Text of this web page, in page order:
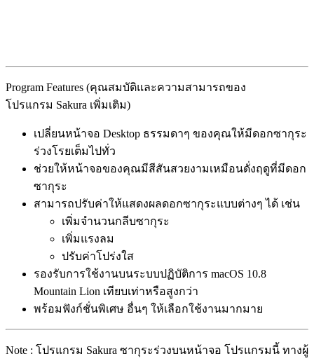
Program Features (คุณสมบัติและความสามารถของ
โปรแกรม Sakura เพิ่มเติม)
เปลี่ยนหน้าจอ Desktop ธรรมดาๆ ของคุณให้มีดอกซากุระ
ร่วงโรยเต็มไปทั่ว
ช่วยให้หน้าจอของคุณมีสีสันสวยงามเหมือนดั่งฤดูที่มีดอก
ซากุระ
สามารถปรับค่าให้แสดงผลดอกซากุระแบบต่างๆ ได้ เช่น
เพิ่มจำนวนกลีบซากุระ
เพิ่มแรงลม
ปรับค่าโปร่งใส
รองรับการใช้งานบนระบบปฏิบัติการ macOS 10.8
Mountain Lion เทียบเท่าหรือสูงกว่า
พร้อมฟังก์ชั่นพิเศษ อื่นๆ ให้เลือกใช้งานมากมาย
Note : โปรแกรม Sakura ซากุระร่วงบนหน้าจอ โปรแกรมนี้ ทางผู้